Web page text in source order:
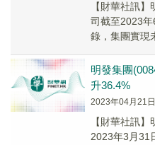
【財華社訊
司截至2023
錄，集團實現
明發集團
升36.4%
2023年04月21
【財華社訊
2023年3月31